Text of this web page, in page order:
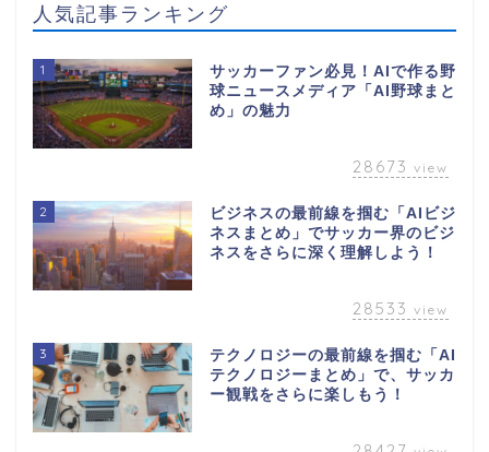
人気記事ランキング
1
サッカーファン必見！AIで作る野
球ニュースメディア「AI野球まと
め」の魅力
28673 view
2
ビジネスの最前線を掴む「AIビジ
ネスまとめ」でサッカー界のビジ
ネスをさらに深く理解しよう！
28533 view
3
テクノロジーの最前線を掴む「AI
テクノロジーまとめ」で、サッカ
ー観戦をさらに楽しもう！